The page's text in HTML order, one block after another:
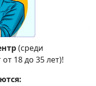
(среди
18 до 35 лет)!